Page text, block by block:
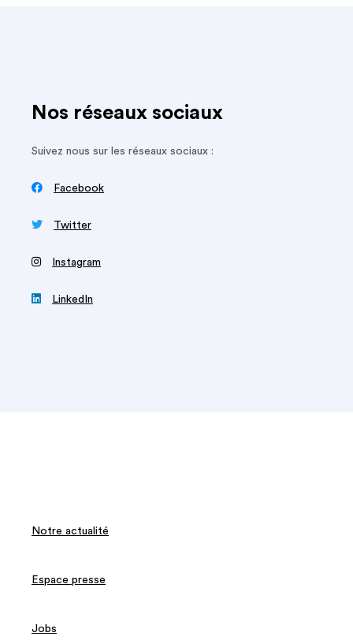
Nos réseaux sociaux
Suivez nous sur les réseaux sociaux :
 Facebook
 Twitter
‍ Instagram
 LinkedIn
Notre actualité
Espace presse
Jobs